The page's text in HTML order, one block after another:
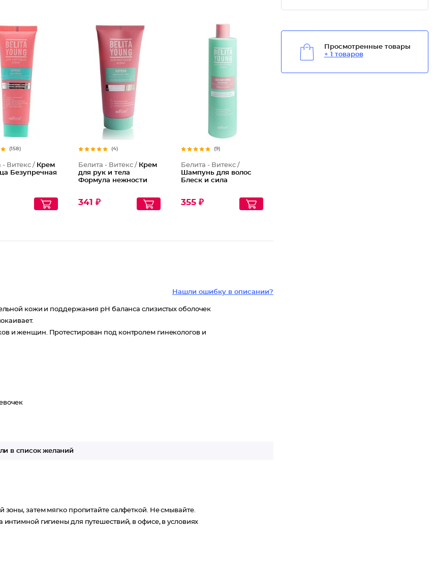
(158)
- Витекс / Крем
Безупречная
(4)
Белита - Витекс / Крем
для рук и тела
Формула нежности
341 ₽
(9)
Белита - Витекс /
Шампунь для волос
Блеск и сила
355 ₽
Нашли ошибку в описании?
кожи и поддержания рН баланса слизистых оболочек
и женщин. Протестирован под контролем гинекологов и
в список желаний
затем мягко пропитайте салфеткой. Не смывайте.
гигиены для путешествий, в офисе, в условиях
Просмотренные товары
+ 1 товаров